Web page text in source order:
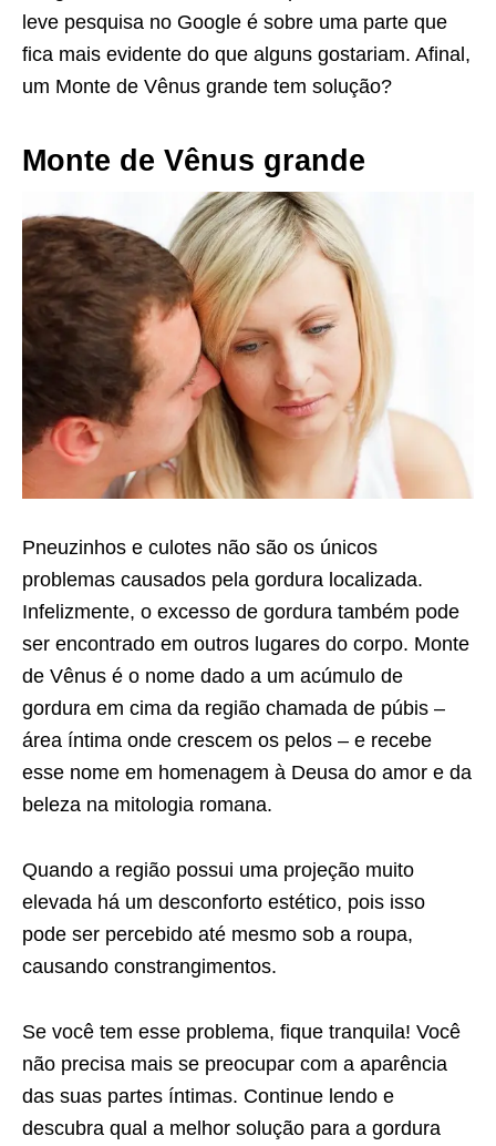
leve pesquisa no Google é sobre uma parte que
fica mais evidente do que alguns gostariam. Afinal,
um Monte de Vênus grande tem solução?
Monte de Vênus grande
Pneuzinhos e culotes não são os únicos
problemas causados pela gordura localizada.
Infelizmente, o excesso de gordura também pode
ser encontrado em outros lugares do corpo. Monte
de Vênus é o nome dado a um acúmulo de
gordura em cima da região chamada de púbis –
área íntima onde crescem os pelos – e recebe
esse nome em homenagem à Deusa do amor e da
beleza na mitologia romana.
Quando a região possui uma projeção muito
elevada há um desconforto estético, pois isso
pode ser percebido até mesmo sob a roupa,
causando constrangimentos.
Se você tem esse problema, fique tranquila! Você
não precisa mais se preocupar com a aparência
das suas partes íntimas. Continue lendo e
descubra qual a melhor solução para a gordura